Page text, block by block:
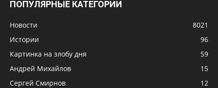
ПОПУЛЯРНЫЕ КАТЕГОРИИ
Новости
8021
Истории
96
Картинка на злобу дня
59
Андрей Михайлов
15
Сергей Смирнов
12